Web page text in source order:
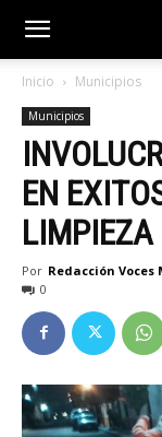
Inicio Municipios
Municipios
EN
LIMPIEZA
Por Redacción Voces
0